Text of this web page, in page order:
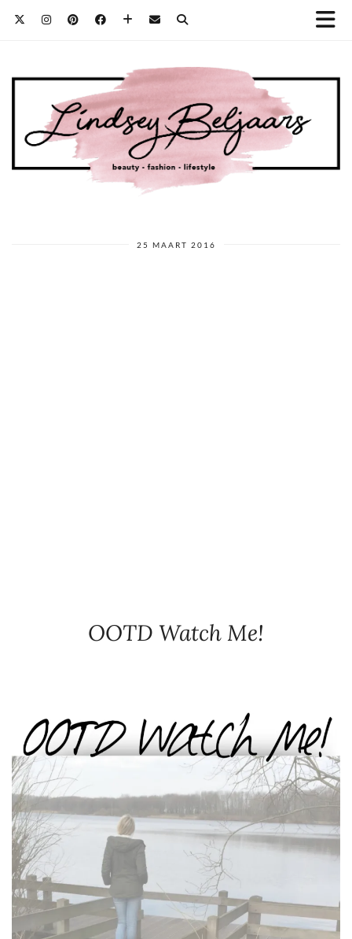
25 MAART 2016
OOTD Watch Me!